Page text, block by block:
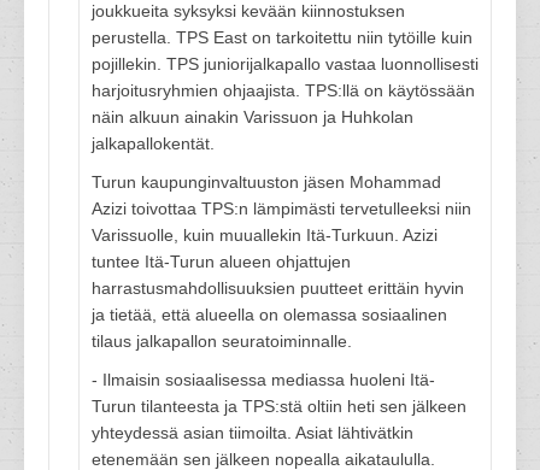
joukkueita syksyksi kevään kiinnostuksen
perustella. TPS East on tarkoitettu niin tytöille kuin
pojillekin. TPS juniorijalkapallo vastaa luonnollisesti
harjoitusryhmien ohjaajista. TPS:llä on käytössään
näin alkuun ainakin Varissuon ja Huhkolan
jalkapallokentät.
Turun kaupunginvaltuuston jäsen Mohammad
Azizi toivottaa TPS:n lämpimästi tervetulleeksi niin
Varissuolle, kuin muuallekin Itä-Turkuun. Azizi
tuntee Itä-Turun alueen ohjattujen
harrastusmahdollisuuksien puutteet erittäin hyvin
ja tietää, että alueella on olemassa sosiaalinen
tilaus jalkapallon seuratoiminnalle.
- Ilmaisin sosiaalisessa mediassa huoleni Itä-
Turun tilanteesta ja TPS:stä oltiin heti sen jälkeen
yhteydessä asian tiimoilta. Asiat lähtivätkin
etenemään sen jälkeen nopealla aikataululla.